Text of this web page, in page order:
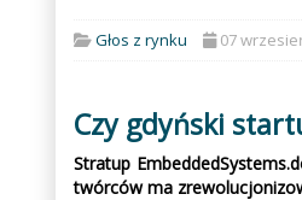
Głos z rynku 07
Czy gdyński
Stratup
twórców ma